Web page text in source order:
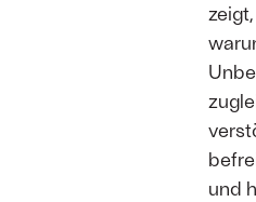
zeigt,
und